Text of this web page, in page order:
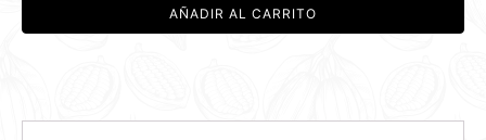
AÑADIR AL CARRITO